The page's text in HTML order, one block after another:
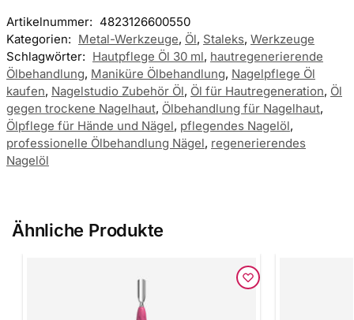
Artikelnummer: 4823126600550
Kategorien: Metal-Werkzeuge, Öl, Staleks, Werkzeuge
Schlagwörter: Hautpflege Öl 30 ml, hautregenerierende
Ölbehandlung, Maniküre Ölbehandlung, Nagelpflege Öl
kaufen, Nagelstudio Zubehör Öl, Öl für Hautregeneration, Öl
gegen trockene Nagelhaut, Ölbehandlung für Nagelhaut,
Ölpflege für Hände und Nägel, pflegendes Nagelöl,
professionelle Ölbehandlung Nägel, regenerierendes
Nagelöl
Ähnliche Produkte